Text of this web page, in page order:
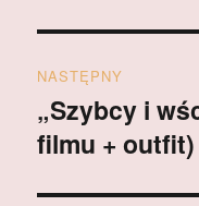
NASTĘPNY
Następny
wpis:
„Szybcy i
filmu + outfit)